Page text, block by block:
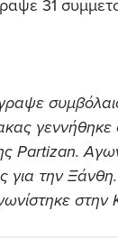
31
γεννήθηκε
Partizan.
την
στην